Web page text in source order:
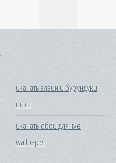
Скачать элвин и бурундуки
игры
Скачать обои для live
wallpaper